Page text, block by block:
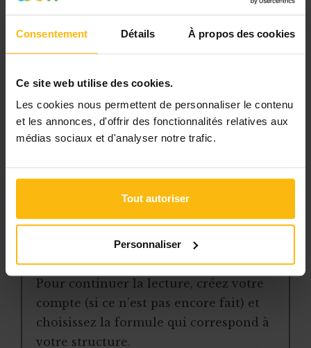
Consentement Détails À propos des cookies
Ce site web utilise des cookies.
Les cookies nous permettent de personnaliser le contenu
et les annonces, d'offrir des fonctionnalités relatives aux
médias sociaux et d'analyser notre trafic.
Tout autoriser
Personnaliser
bénéficiez de :
l’accès libre à l’ensemble des
contenus du site
des articles, dossiers et conseils
pratiques régulièrement mis à jour
la veille sur les lois, règles et
une boîte à outils avec des
modèles et ressources
adaptée à vos besoins
Pour continuer la lecture, créez votre
compte (si ce n’est pas encore fait) et
choisissez la formule qui correspond à
votre structure.